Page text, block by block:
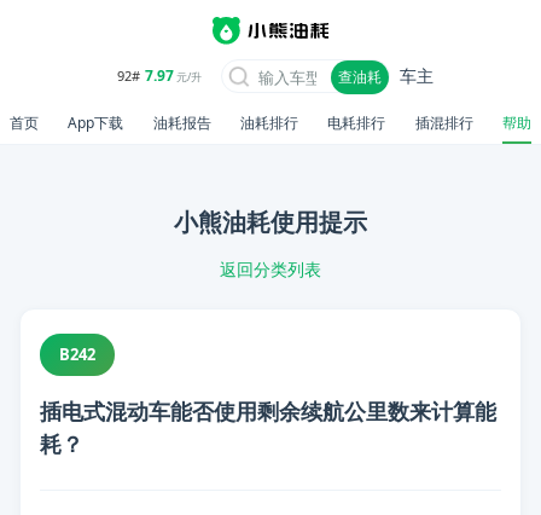
92# 7.97元/升 查油耗 车主
首页 App下载 油耗报告 油耗排行 电耗排行 插混排行 帮助
小熊油耗使用提示
返回分类列表
B242
插电式混动车能否使用剩余续航公里数来计算能
耗？